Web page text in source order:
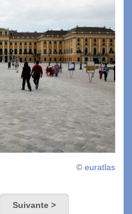
© euratlas
Suivante >